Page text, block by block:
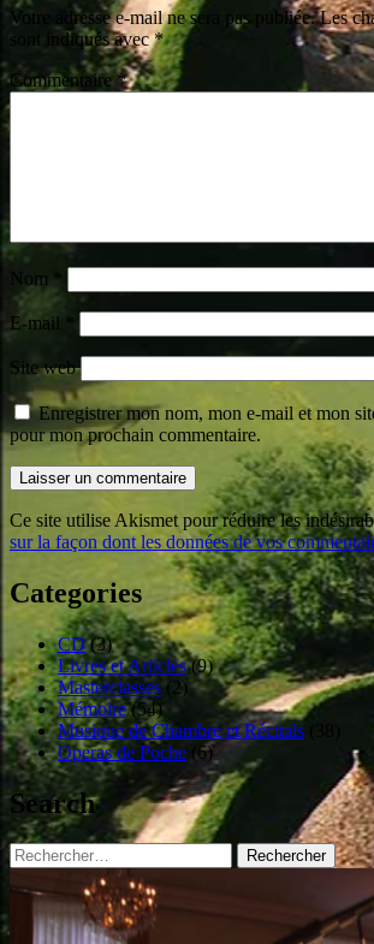
Votre adresse e-mail ne sera pas publiée. Les
sont indiqués avec*
Commentaire *
Nom *
E-mail
Site web
Enregistrer mon nom, mon e-mail et mon
pour mon prochain commentaire.
Ce site utilise Akismet pour réduire les
sur la façon dont les données de vos
Categories
CD(3)
Livres et Articles(9)
Masterclasses (2)
Mémoire(54)
Musique de Chambre et Récitals
Operas de Poche (6)
Search
Rechercher :